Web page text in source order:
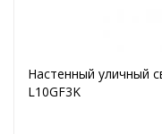
Настенный уличный
L10GF3K